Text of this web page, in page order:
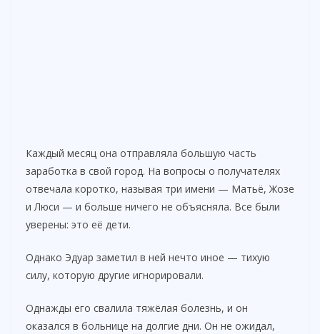
Каждый месяц она отправляла большую часть
заработка в свой город. На вопросы о получателях
отвечала коротко, называя три имени — Матьё, Жозе
и Люси — и больше ничего не объясняла. Все были
уверены: это её дети.
Однако Эдуар заметил в ней нечто иное — тихую
силу, которую другие игнорировали.
Однажды его свалила тяжёлая болезнь, и он
оказался в больнице на долгие дни. Он не ожидал,